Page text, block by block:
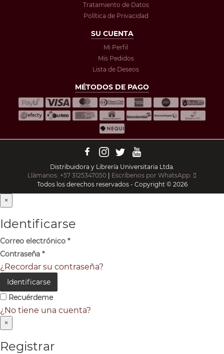
Tratamiento de Datos
Política de Privacidad
SU CUENTA
Mi Perfil
Mis Pedidos
Lista de Deseos
MÉTODOS DE PAGO
Distribuidora y Librería Universitaria Ltda.
Llámanos: +57 3125347050 | Escríbenos por WhatsApp:
Todos los derechos reservados - Copyright © 2026
×
Identificarse
Correo electrónico *
Contraseña *
¿Recordar su contraseña?
Identificarse
Recuérdeme
¿No tiene una cuenta?
×
Registrar